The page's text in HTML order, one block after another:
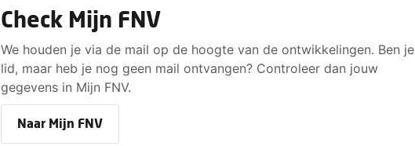
Check Mijn FNV
We houden je via de mail op de hoogte van de ontwikkelingen. Ben je
lid, maar heb je nog geen mail ontvangen? Controleer dan jouw
gegevens in Mijn FNV.
Naar Mijn FNV